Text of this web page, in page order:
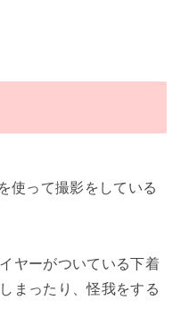
使って撮影をしている
ヤーがついている下着
まったり、怪我をする